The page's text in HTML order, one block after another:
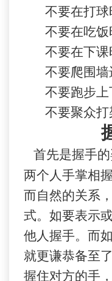
不要在打球
不要在吃饭
不要在下课
不要爬围墙
不要跑步上
不要聚众打
首先是握手
两个人手掌相
而自然的关系
式。如要表示
他人握手。而
就更谦恭备至
握住对方的手